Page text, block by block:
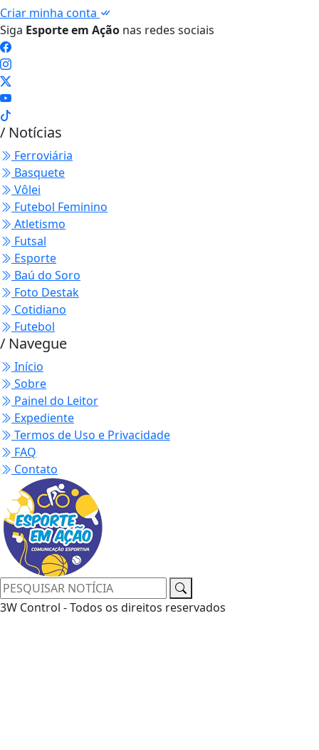
Criar minha conta
Siga Esporte em Ação nas redes sociais
/ Notícias
Ferroviária
Basquete
Vôlei
Futebol Feminino
Atletismo
Futsal
Esporte
Baú do Soro
Foto Destak
Cotidiano
Futebol
/ Navegue
Início
Sobre
Painel do Leitor
Expediente
Termos de Uso e Privacidade
FAQ
Contato
3W Control - Todos os direitos reservados